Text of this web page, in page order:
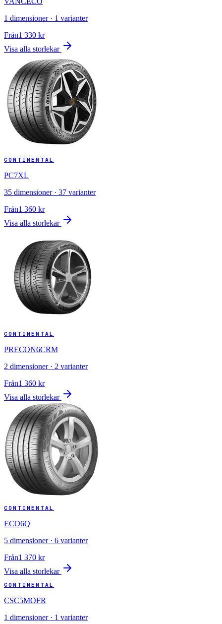
1 dimensioner · 1 varianter
Från1 330 kr
Visa alla storlekar
CONTINENTAL
PC7XL
35 dimensioner · 37 varianter
Från1 360 kr
Visa alla storlekar
CONTINENTAL
PRECON6CRM
2 dimensioner · 2 varianter
Från1 360 kr
Visa alla storlekar
CONTINENTAL
ECO6Q
5 dimensioner · 6 varianter
Från1 370 kr
Visa alla storlekar
CONTINENTAL
CSC5MOFR
1 dimensioner · 1 varianter